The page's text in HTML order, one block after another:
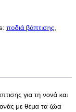
ποδιά βάπτισης
για τη νονά και
με θέμα τα ζώα